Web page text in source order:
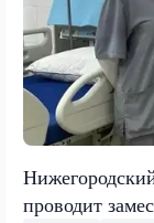
проводит